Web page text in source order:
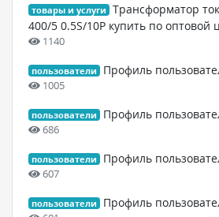
товары и услуги
Трансформатор
400/5 0.5S/10Р купить по оптовой
1140
пользователи Профиль
1005
пользователи Профиль
686
пользователи Профиль
607
пользователи Профиль